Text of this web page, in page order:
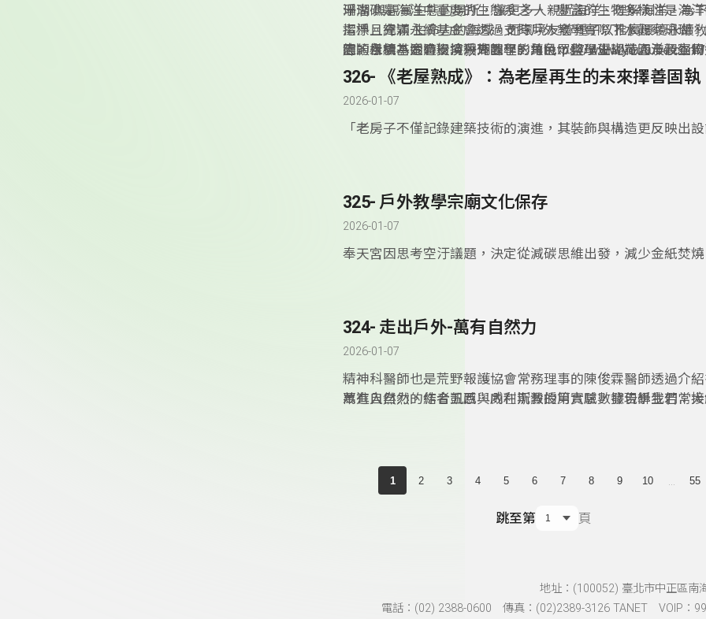
浮潛 與觀賞生態的場所，讓更多人親近海洋、理解海洋，為
潔淨且充滿 生命力的海域。而環境友善種子以推廣環境永續
志，目標為透過環境敎育課程，讓⺠眾與學生認識海洋及生
値，並引發他們對自身與環境之間關係的深刻反思。因此特別
創研發帶學生下海實際看到珊瑚的課程。
珊瑚礁是海洋中重要的生態系之一，豐富的生物多樣性是海洋
指標。緯穎永續基金會透過支持戶外教學實際下水觀察珊瑚
園的樣貌，同時扮演珊瑚園丁的角色，整理珊瑚花園及觀察
記錄生態數據，培養觀察與保育技能。探索白化現象成因及對
過程中，反思自己的生活方式對海洋的影響，學習如何守護這
園，並付出行動守護海洋。
緯穎永續基金會支持戶外教學影片https://
v=zeRtyYwAcMA
326- 《老屋熟成》：為老屋再生的未來擇善固執
2026-01-07
「老房子不僅記錄建築技術的演進，其裝飾與構造更反映出設
與人的關係，並透過一場場的訪談與解說活動，帶領親子與學
塊土地的過去與未來。
325- 戶外教學宗廟文化保存
2026-01-07
奉天宮因思考空汙議題，決定從減碳思維出發，減少金紙焚燒
境，讓自然資源與生命得以生生不息，永續發展。因此申請
324- 走出戶外-萬有自然力
2026-01-07
精神科醫師也是荒野報護協會常務理事的陳俊霖醫師透過介紹
眾進入自然，結合五感與內在沉澱的第六感，發現學生若常
萬有自然力的作者凱西．威利斯教授用實驗數據告訴我們：
安排進生活裡。從視覺、顏色、香氣、聲音、花朵、微生物
的文字，分享自然如何成為我們身心健康的隱形良藥，也鼓勵
試，或許只是更換氣味、放置盆栽，甚至換個上班路線，便有
1 2 3 4 5 6 7 8 9 10 55
跳至第 頁
地址：(100052) 臺北市中正區南
電話：(02) 2388-0600 傳真：(02)2389-3126 TANET VOIP：